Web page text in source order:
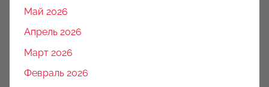
Май 2026
Апрель 2026
Март 2026
Февраль 2026